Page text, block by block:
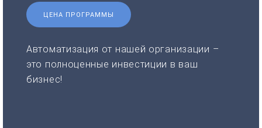
ЦЕНА ПРОГРАММЫ
Автоматизация от нашей организации –
это полноценные инвестиции в ваш
бизнес!